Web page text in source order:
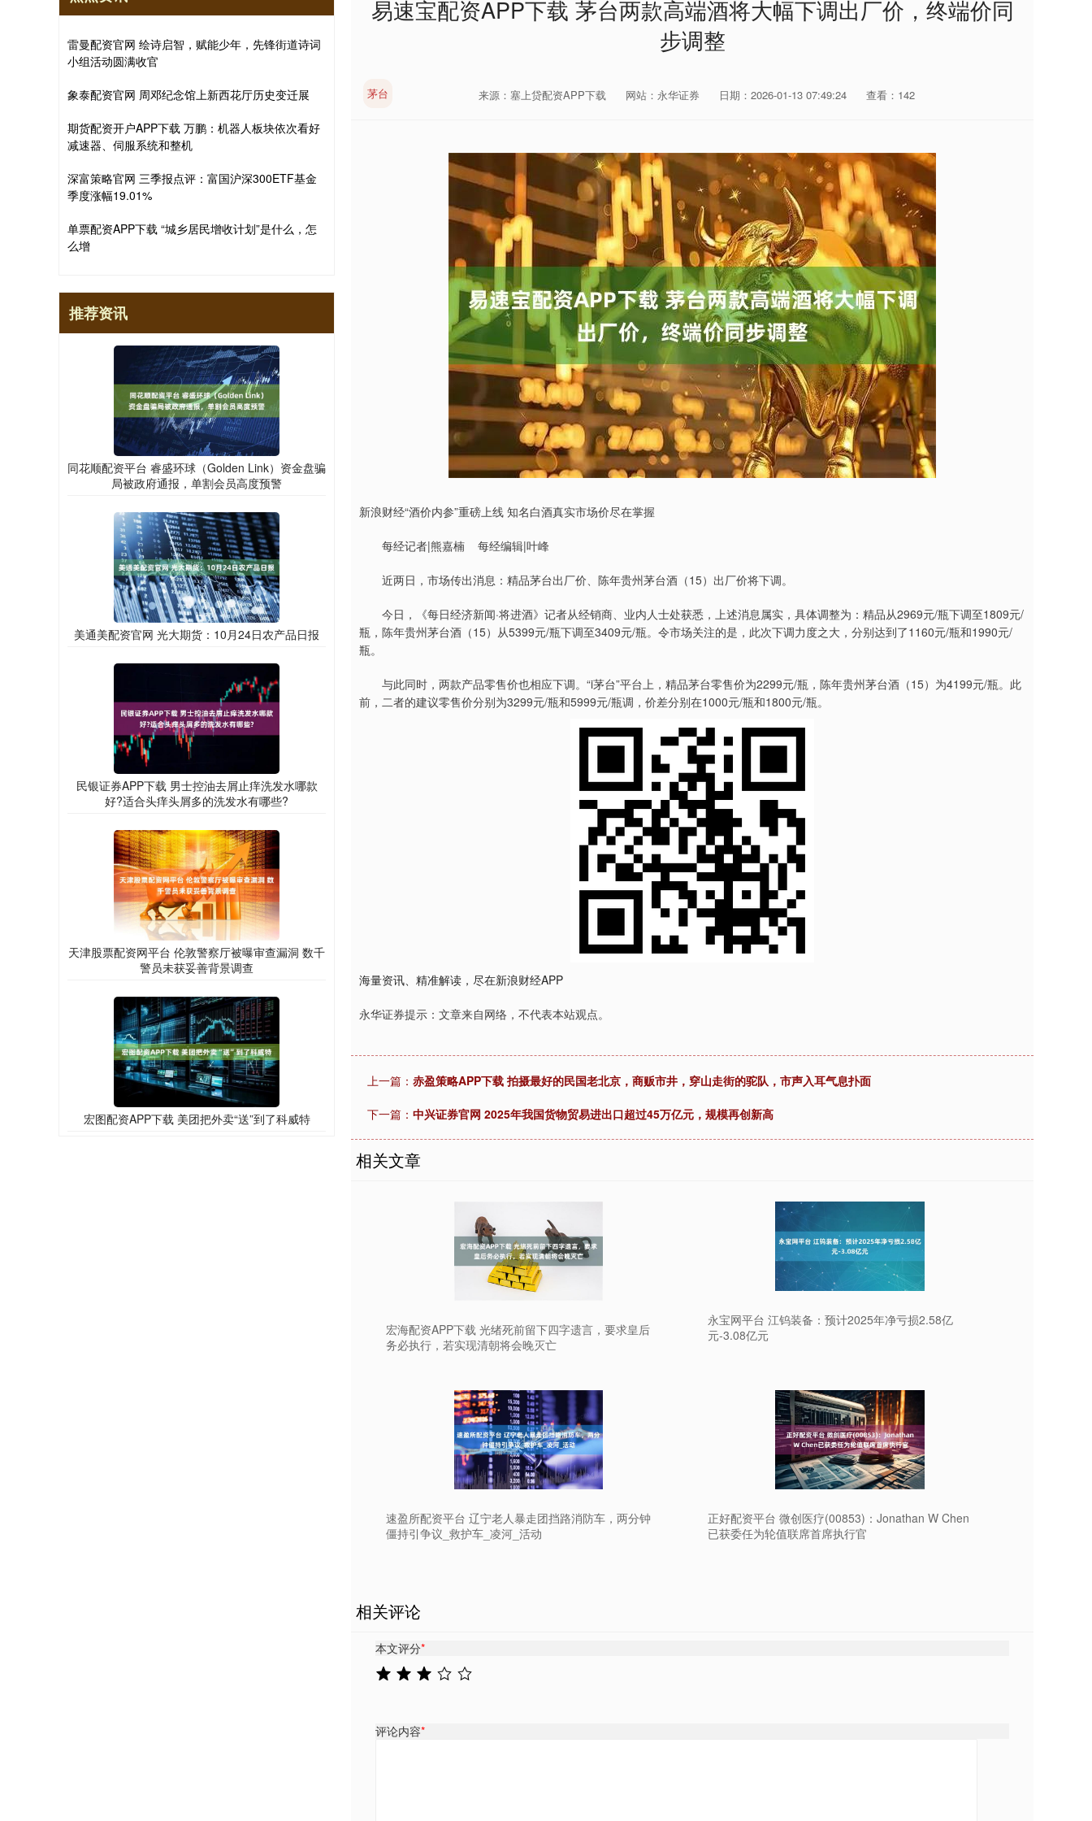
易速宝配资APP下载 茅台两款高端酒将大幅下调出厂价，终端价同
步调整
茅台 来源：塞上贷配资APP下载 网站：永华证券 日期：2026-01-13 07:49:24 查看：142
新浪财经“酒价内参”重磅上线 知名白酒真实市场价尽在掌握
每经记者|熊嘉楠 每经编辑|叶峰
近两日，市场传出消息：精品茅台出厂价、陈年贵州茅台酒（15）出厂价将下调。
今日，《每日经济新闻·将进酒》记者从经销商、业内人士处获悉，上述消息属实，具体调整为：精品从2969元/瓶下调至1809元/
瓶，陈年贵州茅台酒（15）从5399元/瓶下调至3409元/瓶。令市场关注的是，此次下调力度之大，分别达到了1160元/瓶和1990元/
瓶。
与此同时，两款产品零售价也相应下调。“i茅台”平台上，精品茅台零售价为2299元/瓶，陈年贵州茅台酒（15）为4199元/瓶。此
前，二者的建议零售价分别为3299元/瓶和5999元/瓶调，价差分别在1000元/瓶和1800元/瓶。
海量资讯、精准解读，尽在新浪财经APP
永华证券提示：文章来自网络，不代表本站观点。
上一篇： 赤盈策略APP下载 拍摄最好的民国老北京，商贩市井，穿山走街的驼队，市声入耳气息扑面
下一篇： 中兴证券官网 2025年我国货物贸易进出口超过45万亿元，规模再创新高
相关文章
宏海配资APP下载 光绪死前留下四字遗言，要求皇后
务必执行，若实现清朝将会晚灭亡
永宝网平台 江钨装备：预计2025年净亏损2.58亿
元-3.08亿元
速盈所配资平台 辽宁老人暴走团挡路消防车，两分钟
僵持引争议_救护车_凌河_活动
正好配资平台 微创医疗(00853)：Jonathan W Chen
已获委任为轮值联席首席执行官
相关评论
本文评分*
评论内容*
雷曼配资官网 绘诗启智，赋能少年，先锋街道诗词
小组活动圆满收官
象泰配资官网 周邓纪念馆上新西花厅历史变迁展
期货配资开户APP下载 万鹏：机器人板块依次看好
减速器、伺服系统和整机
深富策略官网 三季报点评：富国沪深300ETF基金
季度涨幅19.01%
单票配资APP下载 “城乡居民增收计划”是什么，怎
么增
推荐资讯
同花顺配资平台 睿盛环球（Golden Link）资金盘骗
局被政府通报，单割会员高度预警
美通美配资官网 光大期货：10月24日农产品日报
民银证券APP下载 男士控油去屑止痒洗发水哪款
好?适合头痒头屑多的洗发水有哪些?
天津股票配资网平台 伦敦警察厅被曝审查漏洞 数千
警员未获妥善背景调查
宏图配资APP下载 美团把外卖“送”到了科威特